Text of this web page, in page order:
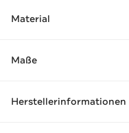
Material
Maße
Herstellerinformationen